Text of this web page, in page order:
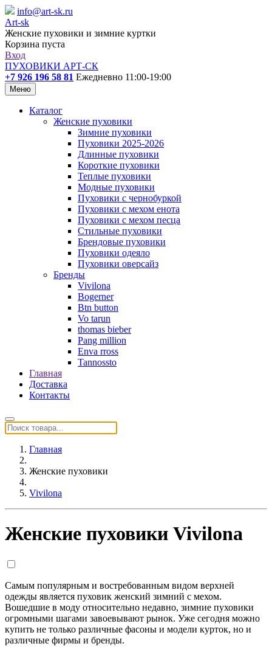
info@art-sk.ru
Art-sk
Женские пуховики и зимние куртки
Корзина пуста
Вход
ПУХОВИКИ АРТ-СК
+7 926 196 58 81 Ежедневно 11:00-19:00
Меню
Каталог
Женские пуховики
Зимние пуховики
Пуховики 2025-2026
Длинные пуховики
Короткие пуховики
Теплые пуховики
Модные пуховики
Пуховики с чернобуркой
Пуховики с мехом енота
Пуховики с мехом песца
Стильные пуховики
Брендовые пуховики
Пуховики одеяло
Пуховики оверсайз
Бренды
Vivilona
Bogerner
Btn button
Vo tarun
thomas bieber
Pang million
Enva rross
Tannossto
Главная
Доставка
Контакты
Главная
Женские пуховики
Vivilona
Женские пуховики Vivilona
Самым популярным и востребованным видом верхней
одежды является пуховик женский зимний с мехом.
Вошедшие в моду относительно недавно, зимние пуховики
огромными шагами завоевывают рынок. Уже сегодня можно
купить не только различные фасоны и модели курток, но и
различные фирмы и бренды.